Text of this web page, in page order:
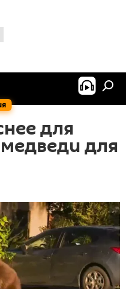
для
для